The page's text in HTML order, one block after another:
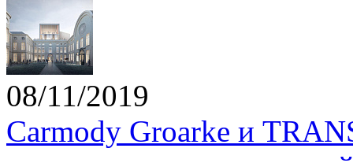
08/11/2019
Carmody Groarke и